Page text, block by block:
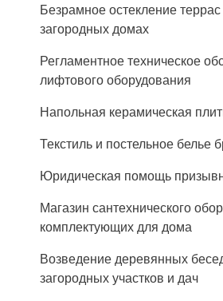
Безрамное остекление
загородных домах
Регламентное техническое
лифтового оборудования
Напольная керамическая
Текстиль и постельное
Юридическая помощь
Магазин сантехнического
комплектующих для дома
Возведение деревянных
загородных участков и дач